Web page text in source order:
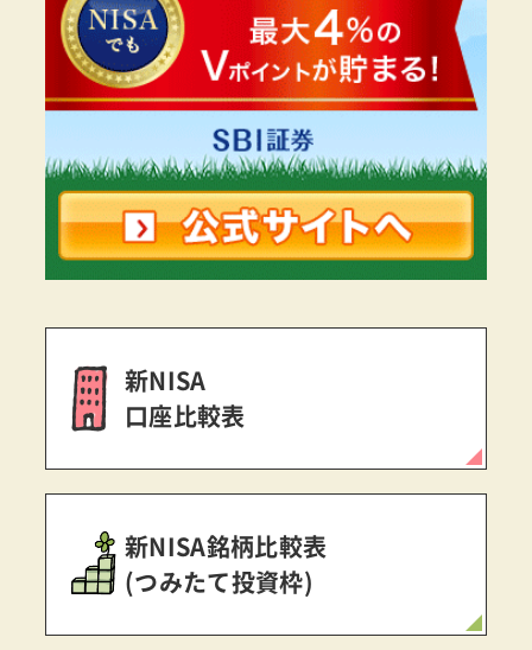
新NISA
口座比較表
新NISA銘柄比較表
(つみたて投資枠)